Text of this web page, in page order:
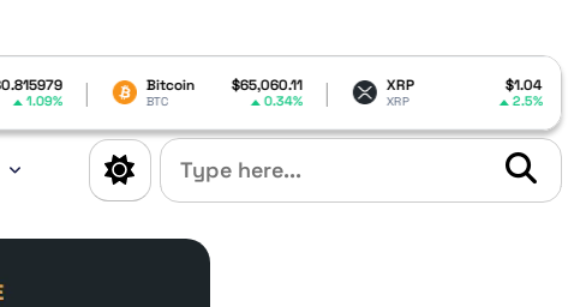
Bitcoin $65,060.11
BTC 0.34%
XRP $1.04
XRP 2.5%
Dogecoin
DOGE